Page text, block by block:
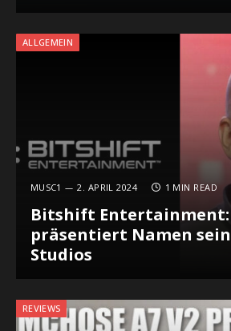
ALLGEMEIN
MUSC1 2. APRIL 2024 1 MIN READ
Bitshift Entertainment:
präsentiert Namen
Studios
REVIEWS